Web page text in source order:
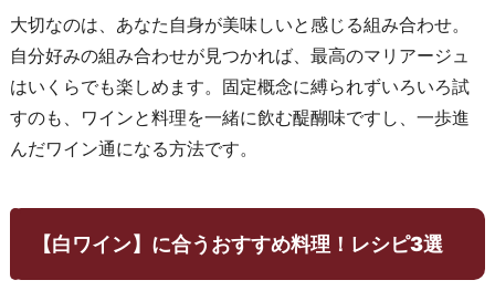
大切なのは、あなた自身が美味しいと感じる組み合わせ。
自分好みの組み合わせが見つかれば、最高のマリアージュ
はいくらでも楽しめます。固定概念に縛られずいろいろ試
すのも、ワインと料理を一緒に飲む醍醐味ですし、一歩進
んだワイン通になる方法です。
【白ワイン】に合うおすすめ料理！レシピ3選